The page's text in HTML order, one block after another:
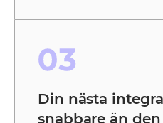
03
Din nästa
snabbare än